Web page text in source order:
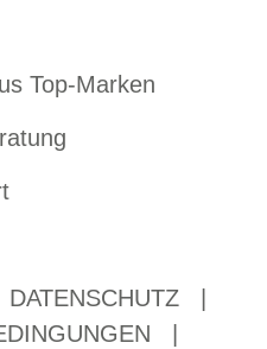
Top-Marken
DATENSCHUTZ